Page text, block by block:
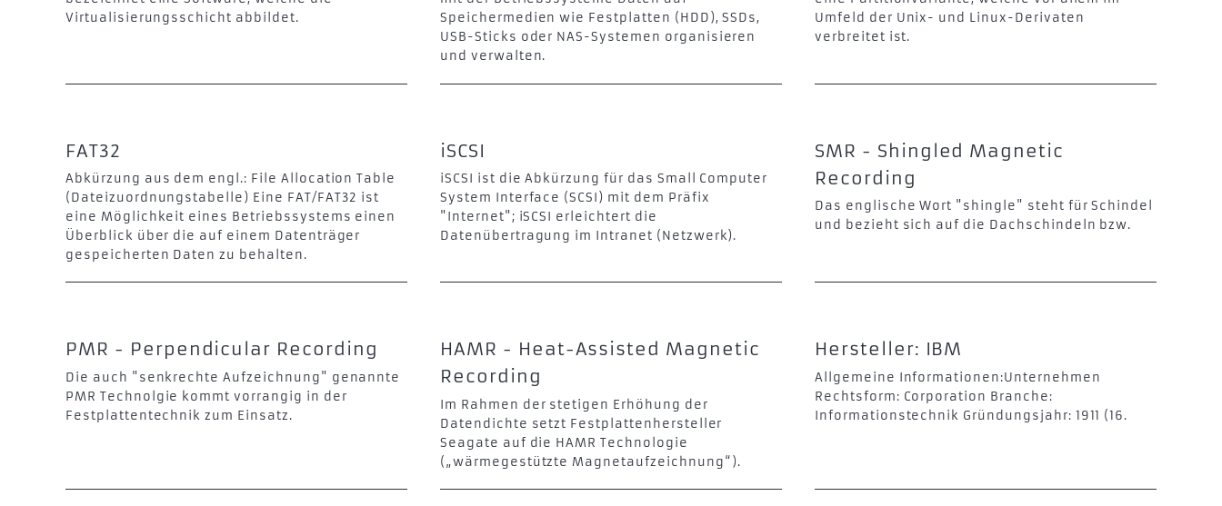
Virtualisierungsschicht abbildet.
Speichermedien wie Festplatten (HDD), SSDs,
USB-Sticks oder NAS-Systemen organisieren
und verwalten.
Umfeld der Unix- und Linux-Derivaten
verbreitet ist.
FAT32
Abkürzung aus dem engl.: File Allocation Table
(Dateizuordnungstabelle) Eine FAT/FAT32 ist
eine Möglichkeit eines Betriebssystems einen
Überblick über die auf einem Datenträger
gespeicherten Daten zu behalten.
iSCSI
iSCSI ist die Abkürzung für das Small Computer
System Interface (SCSI) mit dem Präfix
"Internet"; iSCSI erleichtert die
Datenübertragung im Intranet (Netzwerk).
SMR - Shingled Magnetic
Recording
Das englische Wort "shingle" steht für Schindel
und bezieht sich auf die Dachschindeln bzw.
PMR - Perpendicular Recording
Die auch "senkrechte Aufzeichnung" genannte
PMR Technolgie kommt vorrangig in der
Festplattentechnik zum Einsatz.
HAMR - Heat-Assisted Magnetic
Recording
Im Rahmen der stetigen Erhöhung der
Datendichte setzt Festplattenhersteller
Seagate auf die HAMR Technologie
(„wärmegestützte Magnetaufzeichnung“).
Hersteller: IBM
Allgemeine Informationen:Unternehmen
Rechtsform: Corporation Branche:
Informationstechnik Gründungsjahr: 1911 (16.